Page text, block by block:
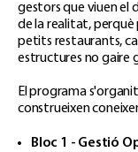
gestors que viuen el
de la realitat, perquè
petits restaurants,
estructures no gaire
El programa
construeixen
Bloc 1 - Gestió